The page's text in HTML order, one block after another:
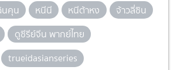
นคุน หนีนี หนีต้าหง
จ้าวลี่ซิน
ดูซีรีย์จีน พากย์ไทย
trueidasianseries